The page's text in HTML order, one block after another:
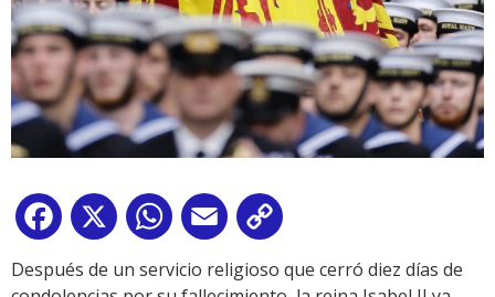
Facebook
X WhatsApp
Email
Link
Después de un servicio religioso que cerró diez días de